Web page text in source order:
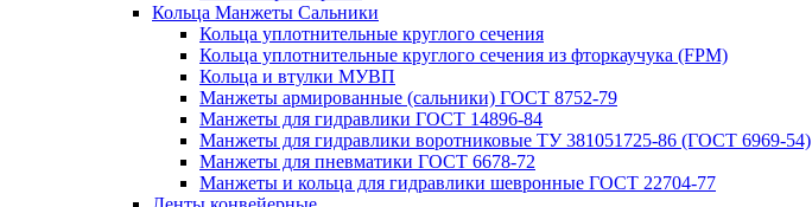
Кольца Манжеты Сальники
Кольца уплотнительные круглого сечения
Кольца уплотнительные круглого сечения из фторкаучука (FPM)
Кольца и втулки МУВП
Манжеты армированные (сальники) ГОСТ 8752-79
Манжеты для гидравлики ГОСТ 14896-84
Манжеты для гидравлики воротниковые ТУ 381051725-86 (ГОСТ 6969-54)
Манжеты для пневматики ГОСТ 6678-72
Манжеты и кольца для гидравлики шевронные ГОСТ 22704-77